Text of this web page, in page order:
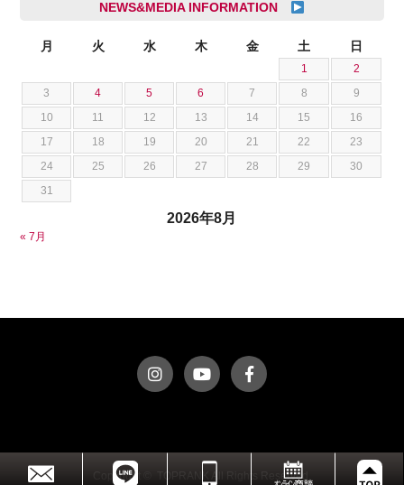
石川 成一郎
荒居 力哉
荻野 雅史
菊池 大誠
藤本 京弥
西川 諒
スズキ
ダッジ
テスラ
トヨタ
ニッサン
フェラーリ
フォルクスワーゲン
ポルシェ
ミニ
NEWS&MEDIA INFORMATION
2026年8月
月 火 水 木 金 土 日
1
2
3
4 5 6 7 8
9
10
11 12 13 14 15
16
17
18 19 20 21 22
23
24
25 26 27 28 29
30
31
« 7月
Copyright © TOPRANK All Rights Reserved.